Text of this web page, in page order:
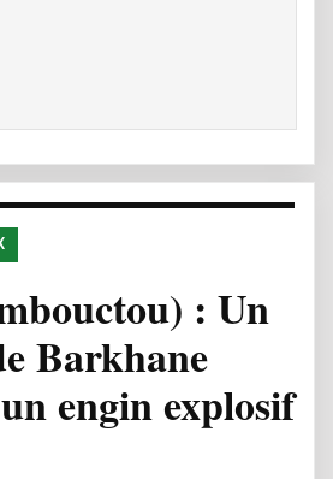
: Un
Barkhane
engin explosif